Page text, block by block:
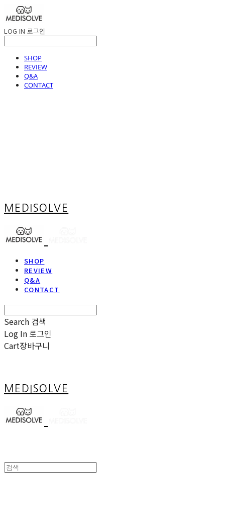
LOG IN 로그인
SHOP
REVIEW
Q&A
CONTACT
MEDISOLVE
SHOP
REVIEW
Q&A
CONTACT
Search 검색
Log In 로그인
Cart장바구니
MEDISOLVE